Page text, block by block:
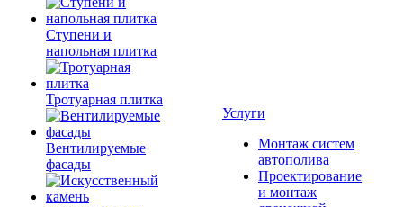
Ступени и
напольная плитка
Тротуарная плитка
Вентилируемые
фасады
Услуги
Монтаж систем
автополива
Проектирование
и монтаж